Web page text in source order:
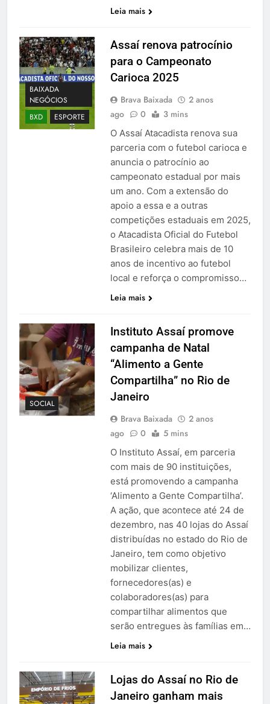
Leia mais
BAIXADA
NEGÓCIOS
BXD
ESPORTE
Assaí renova patrocínio
para o Campeonato
Carioca 2025
Brava Baixada
2 anos
ago
0 3 mins
O Assaí Atacadista renova sua
parceria com o futebol carioca e
anuncia o patrocínio ao
campeonato estadual por mais
um ano. Com a extensão do
apoio a essa e a outras
competições estaduais em 2025,
o Atacadista Oficial do Futebol
Brasileiro celebra mais de 10
anos de incentivo ao futebol
local e reforça o compromisso…
Leia mais
SOCIAL
Instituto Assaí promove
campanha de Natal
“Alimento a Gente
Compartilha” no Rio de
Janeiro
Brava Baixada
2 anos
ago
0 5 mins
O Instituto Assaí, em parceria
com mais de 90 instituições,
está promovendo a campanha
‘Alimento a Gente Compartilha’.
A ação, que acontece até 24 de
dezembro, nas 40 lojas do Assaí
distribuídas no estado do Rio de
Janeiro, tem como objetivo
mobilizar clientes,
fornecedores(as) e
colaboradores(as) para
compartilhar alimentos que
serão entregues às famílias em…
Leia mais
Lojas do Assaí no Rio de
Janeiro ganham mais